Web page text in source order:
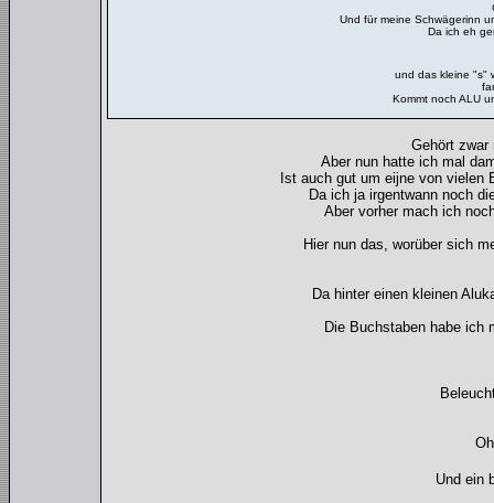
Und für meine Schwägerinn
Da ich eh
und das kleine "s"
Kommt noch ALU
Gehört zwar
Aber nun hatte ich mal
Ist auch gut um eijne von vielen
Da ich ja irgentwann noch
Aber vorher mach ich
Hier nun das, worüber sich
Da hinter einen kleinen
Die Buchstaben habe ich
Und ein